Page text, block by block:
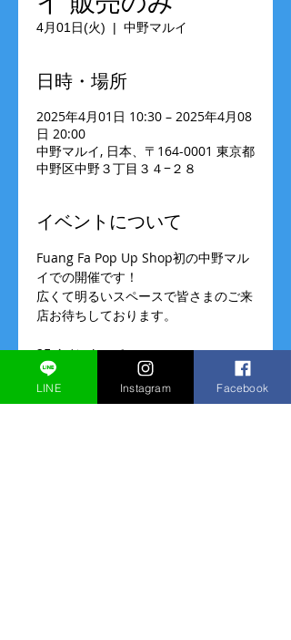
4月01日(火)
  |
中野マルイ
日時・場所
2025年4月01日 10:30 – 2025年4月08
日 20:00
中野マルイ, 日本、〒164-0001 東京都
中野区中野３丁目３４−２８
イベントについて
Fuang Fa Pop Up Shop初の中野マル
イでの開催です！
広くて明るいスペースで皆さまのご来
店お待ちしております。
2Fイベントスペース
営業時間
4/1(火)～4/8(火)
LINE Instagram Facebook